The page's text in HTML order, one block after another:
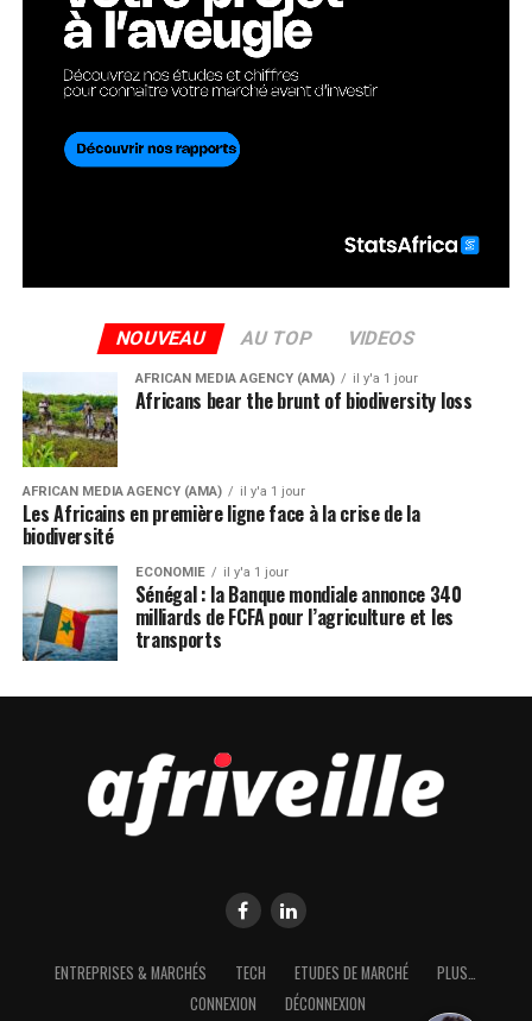
NOUVEAU AU TOP VIDEOS
AFRICAN MEDIA AGENCY (AMA) il y'a 1 jour
Africans bear the brunt of biodiversity loss
AFRICAN MEDIA AGENCY (AMA) il y'a 1 jour
Les Africains en première ligne face à la crise de la
biodiversité
ECONOMIE il y'a 1 jour
Sénégal : la Banque mondiale annonce 340
milliards de FCFA pour l’agriculture et les
transports
ENTREPRISES & MARCHÉS TECH ETUDES DE MARCHÉ
PLUS…
CONNEXION
DÉCONNEXION